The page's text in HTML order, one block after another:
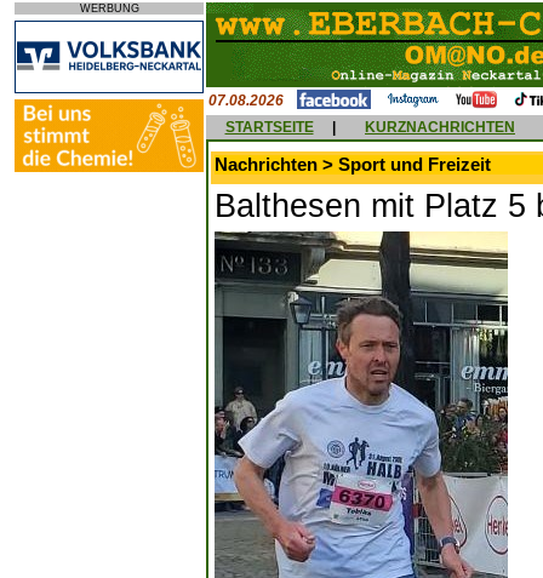
WERBUNG
07.08.2026
STARTSEITE
KURZNACHRICHTEN
Nachrichten > Sport und Freizeit
Balthesen mit Platz 5